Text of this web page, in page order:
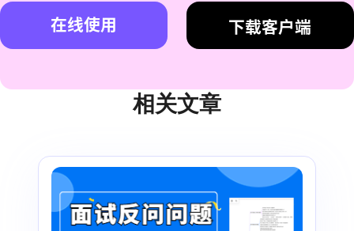
在线使用 下载客户端
相关文章